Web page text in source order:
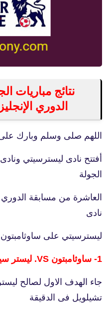
نتائج مباريات
الدوري الإنجليزي
اللهم صلى وسلم وبارك
أفتتح نادى ليسترسيتي
الجولة
العاشرة من مسابقة الدوري
نادى
ليسترسيتي على ساوثامبتون
1- ساوثامبتون VS. ليستر سيتي 0 - 9
جاء الهدف الاول لصالح
تشيلويل فى الدقيقة